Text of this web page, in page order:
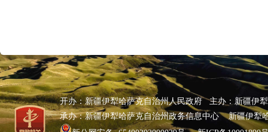
开办：新疆伊犁哈萨克自治州人民政府 主办：新疆伊
承办：新疆伊犁哈萨克自治州政务信息中心 新疆伊犁